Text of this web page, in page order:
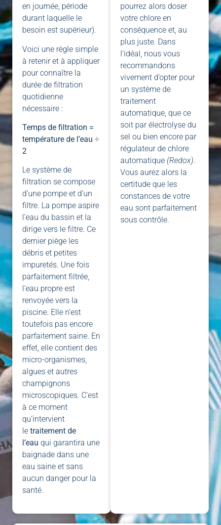
en journée, période
durant laquelle le
besoin est supérieur).
Voici une règle simple
à retenir et à appliquer
pour connaître la
durée de filtration
quotidienne
nécessaire :
Temps de filtration =
température de l’eau ÷
2
Le système de
filtration se compose
d’une pompe et d’un
filtre. La pompe aspire
l’eau du bassin et la
dirige vers le filtre. Ce
dernier piège les
débris et petites
impuretés. Une fois
parfaitement filtrée,
l’eau propre est
renvoyée vers la
piscine. Elle n’est
toutefois pas encore
parfaitement saine. En
effet, elle contient des
micro-organismes,
algues et autres
champignons
microscopiques. C’est
à ce moment
qu’intervient
le traitement de
l’eau qui garantira une
baignade dans une
eau saine et sans
aucun danger pour la
santé.
pourrez alors doser
votre chlore en
conséquence et, au
plus juste. Dans
l’idéal, nous vous
recommandons
vivement d’opter pour
un système de
traitement
automatique, que ce
soit par électrolyse du
sel ou bien encore par
régulateur de chlore
automatique (Redox).
Vous aurez alors la
certitude que les
constances de votre
eau sont parfaitement
sous contrôle.